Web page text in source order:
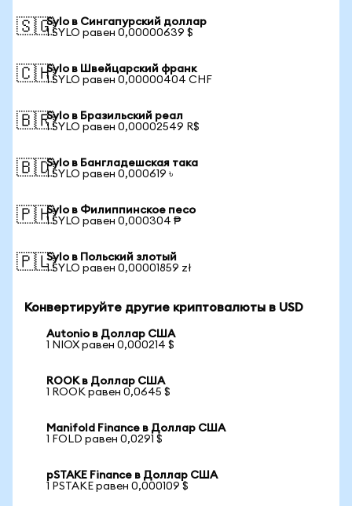
🇸🇬Sylo в Сингапурский доллар
1 SYLO равен 0,00000639 $
🇨🇭Sylo в Швейцарский франк
1 SYLO равен 0,00000404 CHF
🇧🇷Sylo в Бразильский реал
1 SYLO равен 0,00002549 R$
🇧🇩Sylo в Бангладешская така
1 SYLO равен 0,000619 ৳
🇵🇭Sylo в Филиппинское песо
1 SYLO равен 0,000304 ₱
🇵🇱Sylo в Польский злотый
1 SYLO равен 0,00001859 zł
Конвертируйте другие криптовалюты в USD
Autonio в Доллар США
1 NIOX равен 0,000214 $
ROOK в Доллар США
1 ROOK равен 0,0645 $
Manifold Finance в Доллар США
1 FOLD равен 0,0291 $
pSTAKE Finance в Доллар США
1 PSTAKE равен 0,000109 $